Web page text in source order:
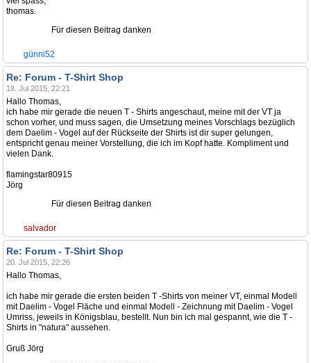
thomas.
Für diesen Beitrag danken
günni52
Re: Forum - T-Shirt Shop
18. Jul 2015, 22:21
Hallo Thomas,
ich habe mir gerade die neuen T - Shirts angeschaut, meine mit der VT ja
schon vorher, und muss sagen, die Umsetzung meines Vorschlags bezüglich
dem Daelim - Vogel auf der Rückseite der Shirts ist dir super gelungen,
entspricht genau meiner Vorstellung, die ich im Kopf hatte. Kompliment und
vielen Dank.
flamingstar80915
Jörg
Für diesen Beitrag danken
salvador
Re: Forum - T-Shirt Shop
20. Jul 2015, 22:26
Hallo Thomas,
ich habe mir gerade die ersten beiden T -Shirts von meiner VT, einmal Modell
mit Daelim - Vogel Fläche und einmal Modell - Zeichnung mit Daelim - Vogel
Umriss, jeweils in Königsblau, bestellt. Nun bin ich mal gespannt, wie die T -
Shirts in "natura" aussehen.
Gruß Jörg